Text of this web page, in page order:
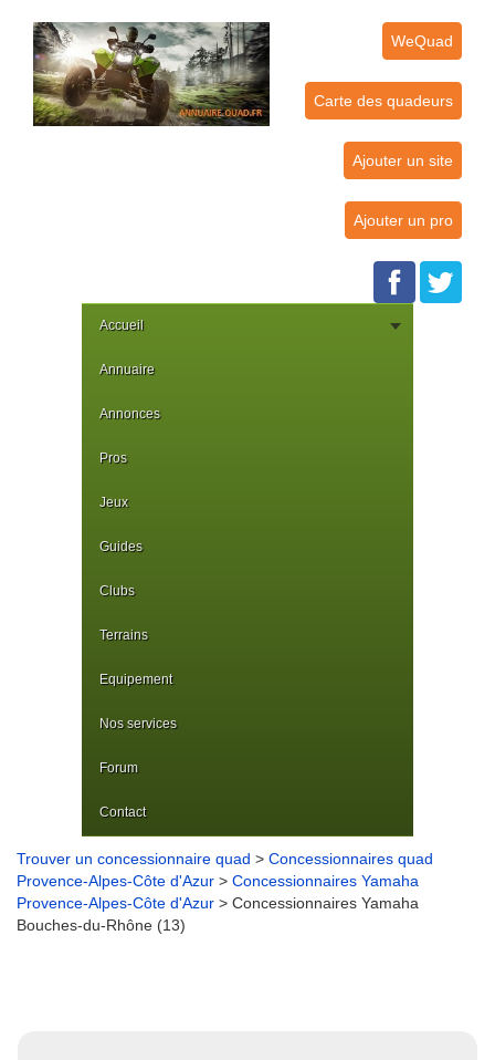
WeQuad
Carte des quadeurs
Ajouter un site
Ajouter un pro
Accueil
Annuaire
Annonces
Pros
Jeux
Guides
Clubs
Terrains
Equipement
Nos services
Forum
Contact
Trouver un concessionnaire quad > Concessionnaires quad
Provence-Alpes-Côte d'Azur > Concessionnaires Yamaha
Provence-Alpes-Côte d'Azur > Concessionnaires Yamaha
Bouches-du-Rhône (13)